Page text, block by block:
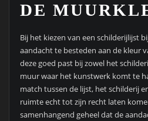
DE
Bij het kiezen van een schilderijlijst
aandacht te besteden aan de kleur
deze goed past bij zowel het
muur waar het kunstwerk komt te
match tussen de lijst, het schilderij
ruimte echt tot zijn recht laten
samenhangend geheel dat de